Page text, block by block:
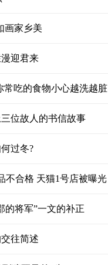
画家乡美
迎君来
常吃的食物小心越洗越脏
位故人的书信故事
过冬?
不合格 天猫1号店被曝光
将军”一文的补正
往简述